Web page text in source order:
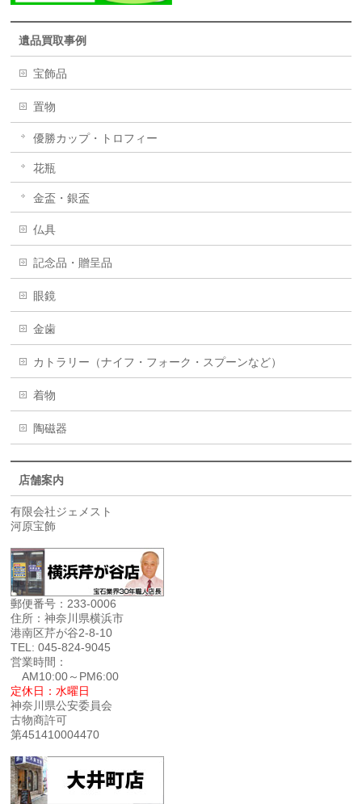
遺品買取事例
宝飾品
置物
優勝カップ・トロフィー
花瓶
金盃・銀盃
仏具
記念品・贈呈品
眼鏡
金歯
カトラリー（ナイフ・フォーク・スプーンなど）
着物
陶磁器
店舗案内
有限会社ジェメスト
河原宝飾
郵便番号：233-0006
住所：神奈川県横浜市
港南区芹が谷2-8-10
TEL: 045-824-9045
営業時間：
AM10:00～PM6:00
定休日：水曜日
神奈川県公安委員会
古物商許可
第451410004470